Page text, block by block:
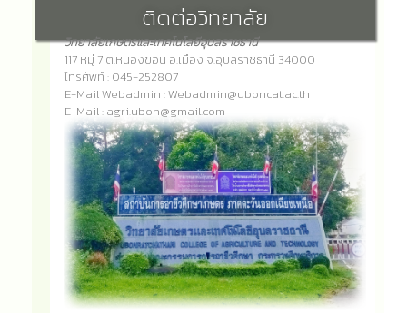
ติดต่อวิทยาลัย
วิทยาลัยเกษตรและเทคโนโลยีอุบลราชธานี
117 หมู่ 7 ต.หนองขอน อ.เมือง จ.อุบลราชธานี 34000
โทรศัพท์ : 045-252807
E-Mail Webadmin : Webadmin@uboncat.ac.th
E-Mail : agri.ubon@gmail.com